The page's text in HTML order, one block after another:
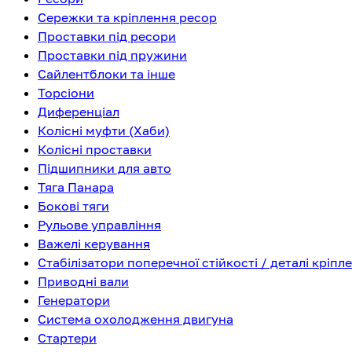
Сережки та кріплення ресор
Проставки під ресори
Проставки під пружини
Сайлентблоки та інше
Торсіони
Диференціал
Колісні муфти (Хаби)
Колісні проставки
Підшипники для авто
Тяга Панара
Бокові тяги
Рульове управління
Важелі керування
Стабілізатори поперечної стійкості / деталі
Приводні вали
Генератори
Система охолодження двигуна
Стартери